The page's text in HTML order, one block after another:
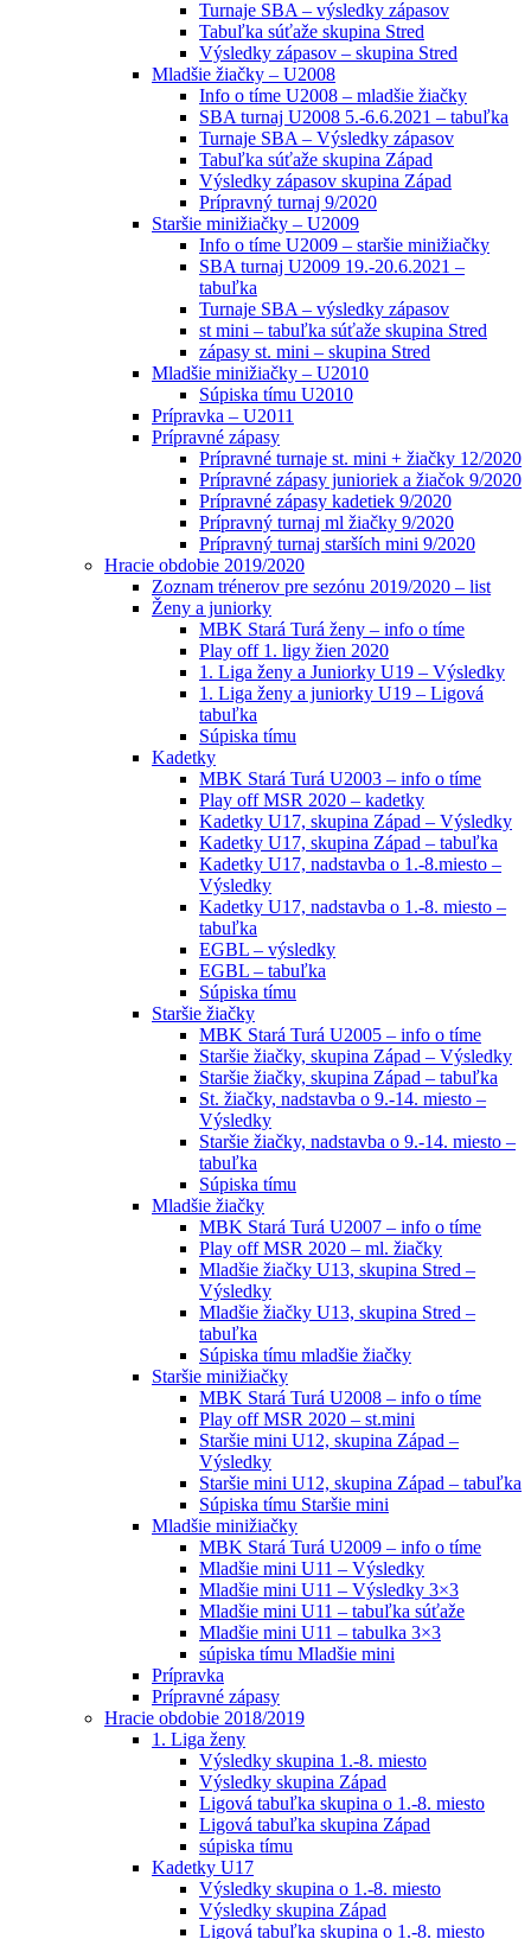
Turnaje SBA – výsledky zápasov
Tabuľka súťaže skupina Stred
Výsledky zápasov – skupina Stred
Mladšie žiačky – U2008
Info o tíme U2008 – mladšie žiačky
SBA turnaj U2008 5.-6.6.2021 – tabuľka
Turnaje SBA – Výsledky zápasov
Tabuľka súťaže skupina Západ
Výsledky zápasov skupina Západ
Prípravný turnaj 9/2020
Staršie minižiačky – U2009
Info o tíme U2009 – staršie minižiačky
SBA turnaj U2009 19.-20.6.2021 –
tabuľka
Turnaje SBA – výsledky zápasov
st mini – tabuľka súťaže skupina Stred
zápasy st. mini – skupina Stred
Mladšie minižiačky – U2010
Súpiska tímu U2010
Prípravka – U2011
Prípravné zápasy
Prípravné turnaje st. mini + žiačky 12/2020
Prípravné zápasy junioriek a žiačok 9/2020
Prípravné zápasy kadetiek 9/2020
Prípravný turnaj ml žiačky 9/2020
Prípravný turnaj starších mini 9/2020
Hracie obdobie 2019/2020
Zoznam trénerov pre sezónu 2019/2020 – list
Ženy a juniorky
MBK Stará Turá ženy – info o tíme
Play off 1. ligy žien 2020
1. Liga ženy a Juniorky U19 – Výsledky
1. Liga ženy a juniorky U19 – Ligová
tabuľka
Súpiska tímu
Kadetky
MBK Stará Turá U2003 – info o tíme
Play off MSR 2020 – kadetky
Kadetky U17, skupina Západ – Výsledky
Kadetky U17, skupina Západ – tabuľka
Kadetky U17, nadstavba o 1.-8.miesto –
Výsledky
Kadetky U17, nadstavba o 1.-8. miesto –
tabuľka
EGBL – výsledky
EGBL – tabuľka
Súpiska tímu
Staršie žiačky
MBK Stará Turá U2005 – info o tíme
Staršie žiačky, skupina Západ – Výsledky
Staršie žiačky, skupina Západ – tabuľka
St. žiačky, nadstavba o 9.-14. miesto –
Výsledky
Staršie žiačky, nadstavba o 9.-14. miesto –
tabuľka
Súpiska tímu
Mladšie žiačky
MBK Stará Turá U2007 – info o tíme
Play off MSR 2020 – ml. žiačky
Mladšie žiačky U13, skupina Stred –
Výsledky
Mladšie žiačky U13, skupina Stred –
tabuľka
Súpiska tímu mladšie žiačky
Staršie minižiačky
MBK Stará Turá U2008 – info o tíme
Play off MSR 2020 – st.mini
Staršie mini U12, skupina Západ –
Výsledky
Staršie mini U12, skupina Západ – tabuľka
Súpiska tímu Staršie mini
Mladšie minižiačky
MBK Stará Turá U2009 – info o tíme
Mladšie mini U11 – Výsledky
Mladšie mini U11 – Výsledky 3×3
Mladšie mini U11 – tabuľka súťaže
Mladšie mini U11 – tabulka 3×3
súpiska tímu Mladšie mini
Prípravka
Prípravné zápasy
Hracie obdobie 2018/2019
1. Liga ženy
Výsledky skupina 1.-8. miesto
Výsledky skupina Západ
Ligová tabuľka skupina o 1.-8. miesto
Ligová tabuľka skupina Západ
súpiska tímu
Kadetky U17
Výsledky skupina o 1.-8. miesto
Výsledky skupina Západ
Ligová tabuľka skupina o 1.-8. miesto